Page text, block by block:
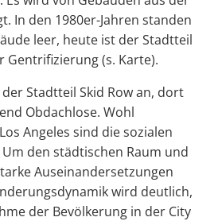
In den 1980er-Jahren standen
leer, heute ist der Stadtteil
Gentrifizierung (s. Karte).
Stadtteil Skid Row an, dort
Obdachlose. Wohl
Angeles sind die sozialen
den städtischen Raum und
Auseinandersetzungen
wird deutlich,
der Bevölkerung in der City